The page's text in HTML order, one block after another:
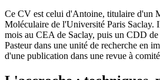
Ce CV est celui d'Antoine, titulaire d'un
Moléculaire de l'Université Paris Saclay.
mois au CEA de Saclay, puis un CDD
Pasteur dans une unité de recherche en
d'une publication dans une revue à